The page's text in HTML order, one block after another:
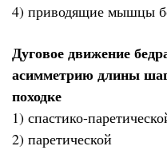
4) приводящие мышцы
Дуговое движение
асимметрию длины
походке
1) спастико-
2) паретической